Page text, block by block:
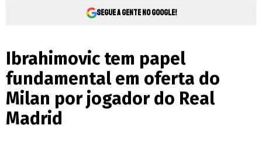
Segue a gente no Google!
Ibrahimovic tem papel
fundamental em oferta do
Milan por jogador do Real
Madrid